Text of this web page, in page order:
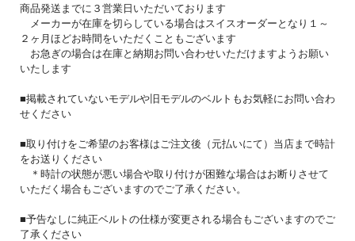
商品発送までに３営業日いただいております
メーカーが在庫を切らしている場合はスイスオーダーとなり１～
２ヶ月ほどお時間をいただくこともございます
お急ぎの場合は在庫と納期お問い合わせいただけますようお願い
いたします
■掲載されていないモデルや旧モデルのベルトもお気軽にお問い合わ
せください
■取り付けをご希望のお客様はご注文後（元払いにて）当店まで時計
をお送りください
＊時計の状態が悪い場合や取り付けが困難な場合はお断りさせて
いただく場合もございますのでご了承ください。
■予告なしに純正ベルトの仕様が変更される場合もございますのでご
了承ください